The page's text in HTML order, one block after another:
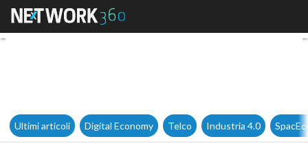
Ericsson, operazione
Ultimi articoli Digital Economy Telco Industria 4.0